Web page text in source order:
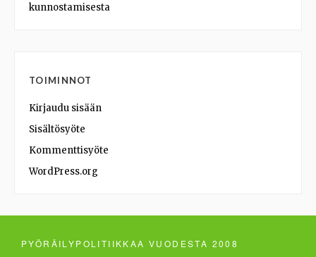
kunnostamisesta
TOIMINNOT
Kirjaudu sisään
Sisältösyöte
Kommenttisyöte
WordPress.org
PYÖRÄILYPOLITIIKKAA VUODESTA 2008